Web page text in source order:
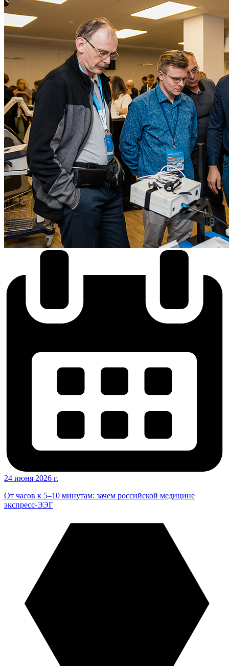
24 июня 2026 г.
От часов к 5–10 минутам: зачем российской медицине
экспресс-ЭЭГ